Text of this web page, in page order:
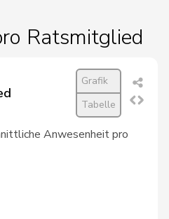
Ratsmitglied
Grafik
Tabelle
Anwesenheit pro